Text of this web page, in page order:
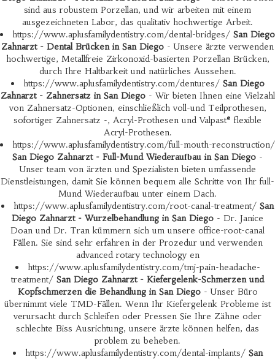
sind aus robustem Porzellan, und wir arbeiten mit einem
ausgezeichneten Labor, das qualitativ hochwertige Arbeit.
https://www.aplusfamilydentistry.com/dental-bridges/ San Diego
Zahnarzt - Dental Brücken in San Diego - Unsere ärzte verwenden
hochwertige, Metallfreie Zirkonoxid-basierten Porzellan Brücken,
durch Ihre Haltbarkeit und natürliches Aussehen.
https://www.aplusfamilydentistry.com/dentures/ San Diego
Zahnarzt - Zahnersatz in San Diego- Wir bieten Ihnen eine Vielzahl
von Zahnersatz-Optionen, einschließlich voll-und Teilprothesen,
sofortiger Zahnersatz -, Acryl-Prothesen und Valpast® flexible
Acryl-Prothesen.
https://www.aplusfamilydentistry.com/full-mouth-reconstruction/
San Diego Zahnarzt - Full-Mund Wiederaufbau in San Diego -
Unser team von ärzten und Spezialisten bieten umfassende
Dienstleistungen, damit Sie können bequem alle Schritte von Ihr full-
Mund Wiederaufbau unter einem Dach.
https://www.aplusfamilydentistry.com/root-canal-treatment/ San
Diego Zahnarzt - Wurzelbehandlung in San Diego - Dr. Janice
Doan und Dr. Tran kümmern sich um unsere office-root-canal
Fällen. Sie sind sehr erfahren in der Prozedur und verwenden
advanced rotary technology en
https://www.aplusfamilydentistry.com/tmj-pain-headache-
treatment/ San Diego Zahnarzt - Kiefergelenk-Schmerzen und
Kopfschmerzen die Behandlung in San Diego- Unser Büro
übernimmt viele TMD-Fällen. Wenn Ihr Kiefergelenk Probleme ist
verursacht durch Schleifen oder Pressen Sie Ihre Zähne oder
schlechte Biss Ausrichtung, unsere ärzte können helfen, das
problem zu beheben.
https://www.aplusfamilydentistry.com/dental-implants/ San